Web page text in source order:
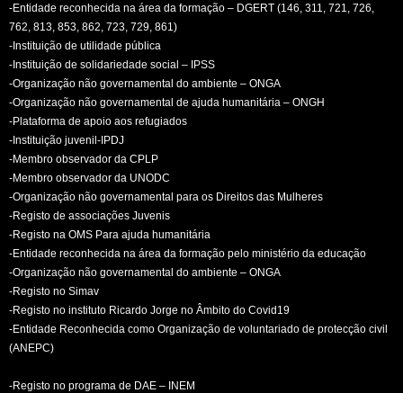
-Entidade reconhecida na área da formação – DGERT (146, 311, 721, 726,
762, 813, 853, 862, 723, 729, 861)
-Instituição de utilidade pública
-Instituição de solidariedade social – IPSS
-Organização não governamental do ambiente – ONGA
-Organização não governamental de ajuda humanitária – ONGH
-Plataforma de apoio aos refugiados
-Instituição juvenil-IPDJ
-Membro observador da CPLP
-Membro observador da UNODC
-Organização não governamental para os Direitos das Mulheres
-Registo de associações Juvenis
-Registo na OMS Para ajuda humanitária
-Entidade reconhecida na área da formação pelo ministério da educação
-Organização não governamental do ambiente – ONGA
-Registo no Simav
-Registo no instituto Ricardo Jorge no Âmbito do Covid19
-Entidade Reconhecida como Organização de voluntariado de protecção civil
(ANEPC)
-Registo no programa de DAE – INEM